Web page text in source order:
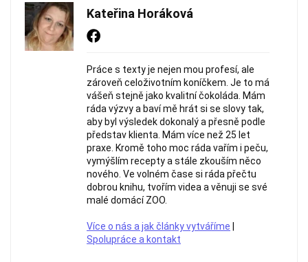
Kateřina Horáková
Práce s texty je nejen mou profesí, ale
zároveň celoživotním koníčkem. Je to má
vášeň stejně jako kvalitní čokoláda. Mám
ráda výzvy a baví mě hrát si se slovy tak,
aby byl výsledek dokonalý a přesně podle
představ klienta. Mám více než 25 let
praxe. Kromě toho moc ráda vařím i peču,
vymýšlím recepty a stále zkouším něco
nového. Ve volném čase si ráda přečtu
dobrou knihu, tvořím videa a věnuji se své
malé domácí ZOO.
Více o nás a jak články vytváříme
Spolupráce a kontakt